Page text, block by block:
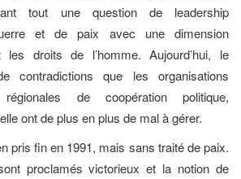
tout une question de leadership
et de paix avec une dimension
les droits de l’homme. Aujourd’hui, le
contradictions que les organisations
de coopération politique,
ont de plus en plus de mal à gérer.
pris fin en 1991, mais sans traité de paix.
proclamés victorieux et la notion de